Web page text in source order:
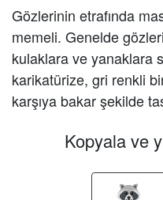
Gözlerinin etrafında
memeli. Genelde
kulaklara ve yanaklara
karikatürize, gri renkli
karşıya bakar şekilde
Kopyala ve